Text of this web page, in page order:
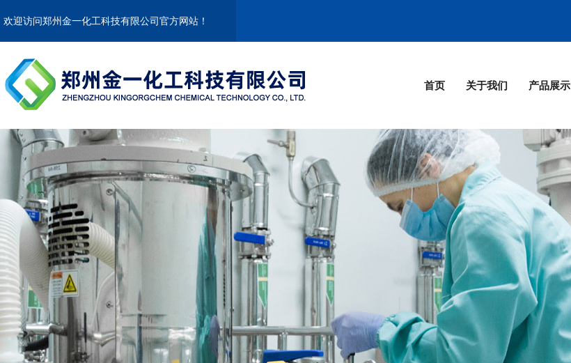
欢迎访问郑州金一化工科技有限公司官方网站！
首页 关于我们 产品展示